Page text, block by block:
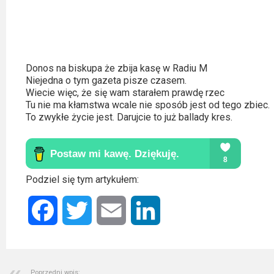
Donos na biskupa że zbija kasę w Radiu M
Niejedna o tym gazeta pisze czasem.
Wiecie więc, że się wam starałem prawdę rzec
Tu nie ma kłamstwa wcale nie sposób jest od tego zbiec.
To zwykłe życie jest. Darujcie to już ballady kres.
Podziel się tym artykułem:
Facebook Twitter Email